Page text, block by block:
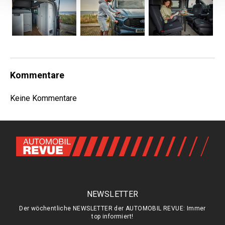
Kommentare
Keine Kommentare
NEWSLETTER
Der wöchentliche NEWSLETTER der AUTOMOBIL REVUE: Immer
top informiert!